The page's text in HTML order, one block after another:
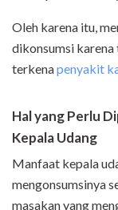
Oleh karena itu,
dikonsumsi
terkenapenyakit
Hal yang Perlu
Kepala Udang
Manfaat kepala
mengonsumsinya
masakan yang